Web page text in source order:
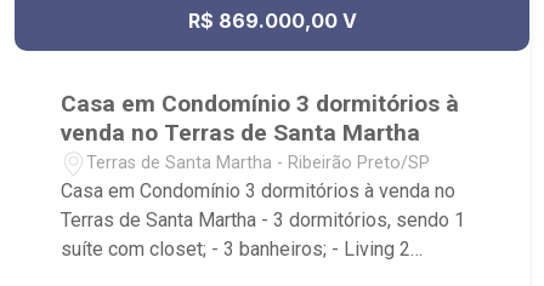
R$ 869.000,00 V
Casa em Condomínio 3 dormitórios à
venda no Terras de Santa Martha
Terras de Santa Martha - Ribeirão Preto/SP
Casa em Condomínio 3 dormitórios à venda no
Terras de Santa Martha - 3 dormitórios, sendo 1
suíte com closet; - 3 banheiros; - Living 2